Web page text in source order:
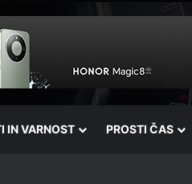
IN VARNOST PROSTI ČAS